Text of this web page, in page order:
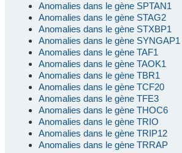
Anomalies dans le gène SPTAN1
Anomalies dans le gène STAG2
Anomalies dans le gène STXBP1
Anomalies dans le gène SYNGAP1
Anomalies dans le gène TAF1
Anomalies dans le gène TAOK1
Anomalies dans le gène TBR1
Anomalies dans le gène TCF20
Anomalies dans le gène TFE3
Anomalies dans le gène THOC6
Anomalies dans le gène TRIO
Anomalies dans le gène TRIP12
Anomalies dans le gène TRRAP